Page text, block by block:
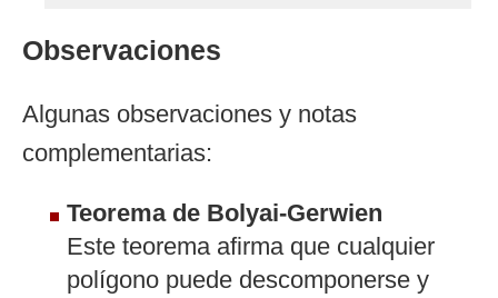
Observaciones
Algunas observaciones y notas
complementarias:
Teorema de Bolyai-Gerwien
Este teorema afirma que cualquier
polígono puede descomponerse y